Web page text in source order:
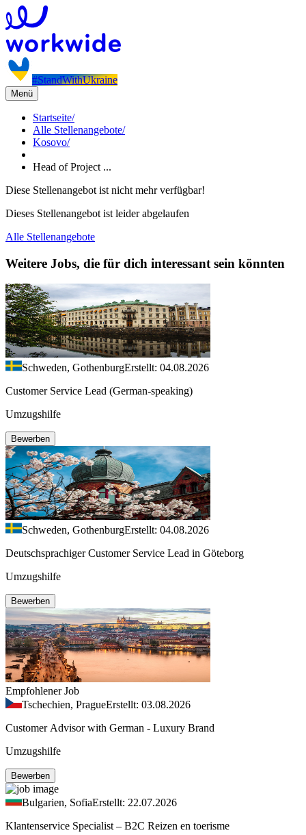
#StandWithUkraine
Menü
Startseite/
Alle Stellenangebote/
Kosovo/
Head of Project ...
Diese Stellenangebot ist nicht mehr verfügbar!
Dieses Stellenangebot ist leider abgelaufen
Alle Stellenangebote
Weitere Jobs, die für dich interessant sein könnten
Schweden, GothenburgErstellt: 04.08.2026
Customer Service Lead (German-speaking)
Umzugshilfe
Bewerben
Schweden, GothenburgErstellt: 04.08.2026
Deutschsprachiger Customer Service Lead in Göteborg
Umzugshilfe
Bewerben
Empfohlener Job
Tschechien, PragueErstellt: 03.08.2026
Customer Advisor with German - Luxury Brand
Umzugshilfe
Bewerben
Bulgarien, SofiaErstellt: 22.07.2026
Klantenservice Specialist – B2C Reizen en toerisme